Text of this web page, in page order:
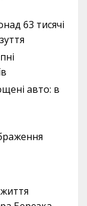
63 тисячі
авто: в